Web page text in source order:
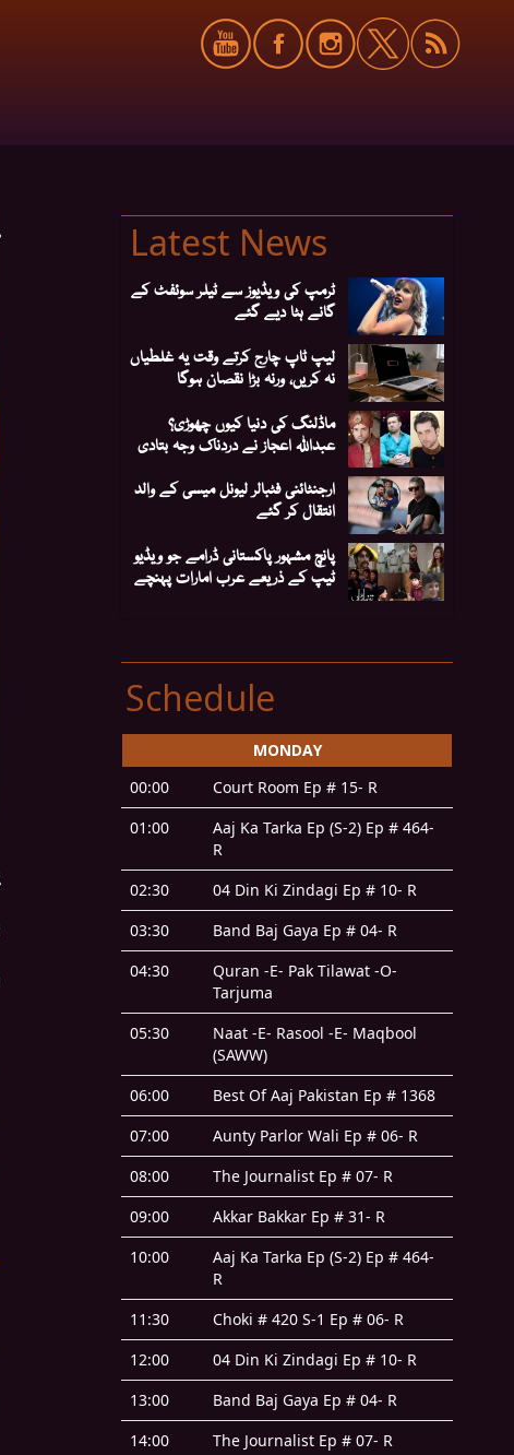
Latest News
ٹرمپ کی ویڈیوز سے ٹیلر سوئفٹ کے
گانے ہٹا دیے گئے
لیپ ٹاپ چارج کرتے وقت یہ غلطیاں
نہ کریں، ورنہ بڑا نقصان ہوگا
ماڈلنگ کی دنیا کیوں چھوڑی؟
عبداللہ اعجاز نے دردناک وجہ بتادی
ارجنٹائنی فٹبالر لیونل میسی کے والد
انتقال کر گئے
پانچ مشہور پاکستانی ڈرامے جو ویڈیو
ٹیپ کے ذریعے عرب امارات پہنچے
Schedule
MONDAY
00:00
Court Room Ep # 15- R
01:00
Aaj Ka Tarka Ep (S-2) Ep # 464-
R
02:30
04 Din Ki Zindagi Ep # 10- R
03:30
Band Baj Gaya Ep # 04- R
04:30
Quran -E- Pak Tilawat -O-
Tarjuma
05:30
Naat -E- Rasool -E- Maqbool
(SAWW)
06:00
Best Of Aaj Pakistan Ep # 1368
07:00
Aunty Parlor Wali Ep # 06- R
08:00
The Journalist Ep # 07- R
09:00
Akkar Bakkar Ep # 31- R
10:00
Aaj Ka Tarka Ep (S-2) Ep # 464-
R
11:30
Choki # 420 S-1 Ep # 06- R
12:00
04 Din Ki Zindagi Ep # 10- R
13:00
Band Baj Gaya Ep # 04- R
14:00
The Journalist Ep # 07- R